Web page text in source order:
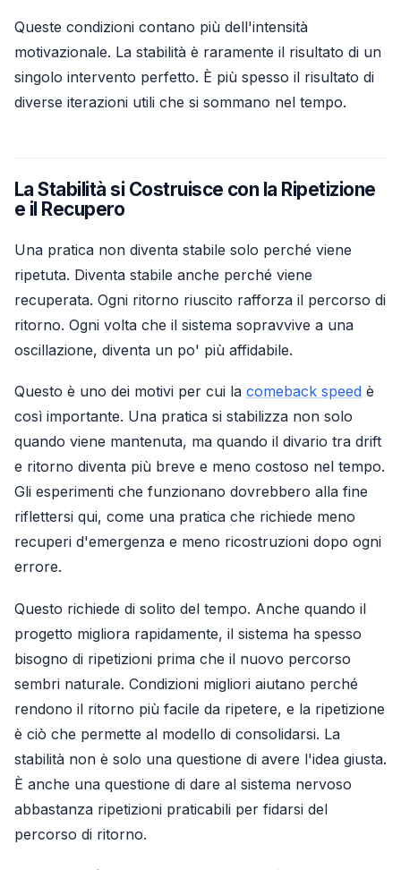
Queste condizioni contano più dell'intensità
motivazionale. La stabilità è raramente il risultato di un
singolo intervento perfetto. È più spesso il risultato di
diverse iterazioni utili che si sommano nel tempo.
La Stabilità si Costruisce con la Ripetizione
e il Recupero
Una pratica non diventa stabile solo perché viene
ripetuta. Diventa stabile anche perché viene
recuperata. Ogni ritorno riuscito rafforza il percorso di
ritorno. Ogni volta che il sistema sopravvive a una
oscillazione, diventa un po' più affidabile.
Questo è uno dei motivi per cui la comeback speed è
così importante. Una pratica si stabilizza non solo
quando viene mantenuta, ma quando il divario tra drift
e ritorno diventa più breve e meno costoso nel tempo.
Gli esperimenti che funzionano dovrebbero alla fine
riflettersi qui, come una pratica che richiede meno
recuperi d'emergenza e meno ricostruzioni dopo ogni
errore.
Questo richiede di solito del tempo. Anche quando il
progetto migliora rapidamente, il sistema ha spesso
bisogno di ripetizioni prima che il nuovo percorso
sembri naturale. Condizioni migliori aiutano perché
rendono il ritorno più facile da ripetere, e la ripetizione
è ciò che permette al modello di consolidarsi. La
stabilità non è solo una questione di avere l'idea giusta.
È anche una questione di dare al sistema nervoso
abbastanza ripetizioni praticabili per fidarsi del
percorso di ritorno.